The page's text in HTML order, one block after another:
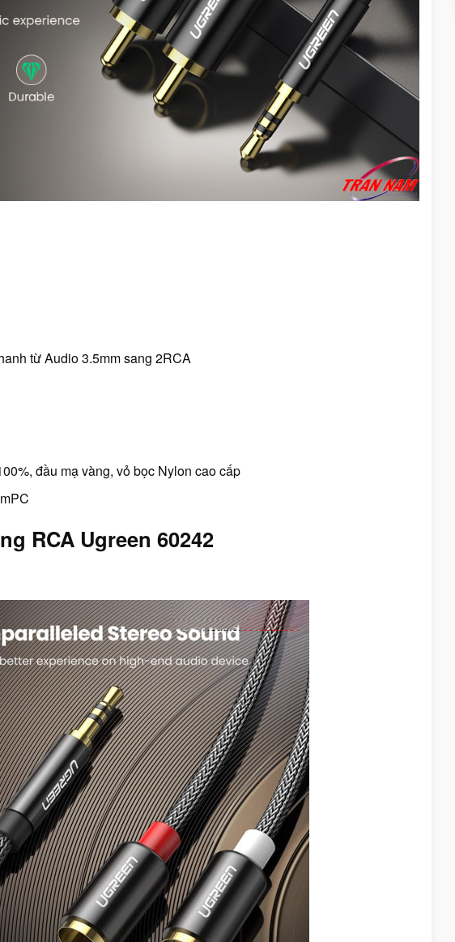
từ Audio 3.5mm sang 2RCA
đầu mạ vàng, vỏ bọc Nylon cao cấp
RCA Ugreen 60242